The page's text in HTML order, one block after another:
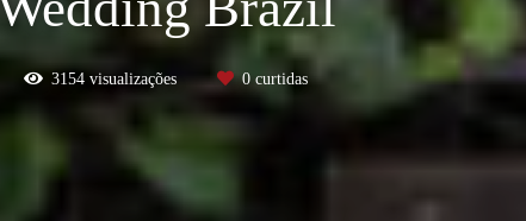
3154 visualizações 0 curtidas